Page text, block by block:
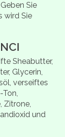
Sie
wird Sie
Sheabutter,
Glycerin,
verseiftes
Zitrone,
und